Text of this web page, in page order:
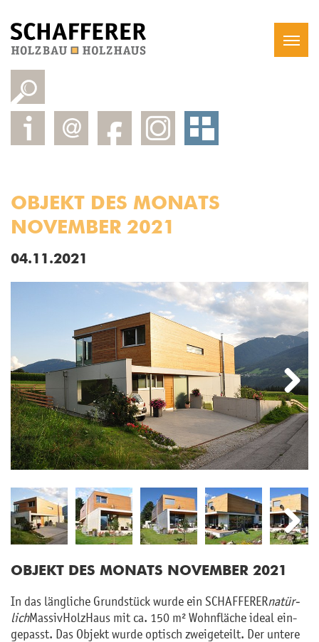
OBJEKT DES MONATS
NOVEMBER 2021
04.11.2021
Next
Next
OB­JEKT DES MO­NATS NO­VEM­BER 2021
In das läng­li­che Grund­stück wurde ein SCHAF­FE­RERna­tür­
lichMas­siv­Holz­Haus mit ca. 150 m² Wohn­flä­che ideal ein­
ge­passt. Das Ob­jekt wurde op­tisch zwei­ge­teilt. Der un­te­re